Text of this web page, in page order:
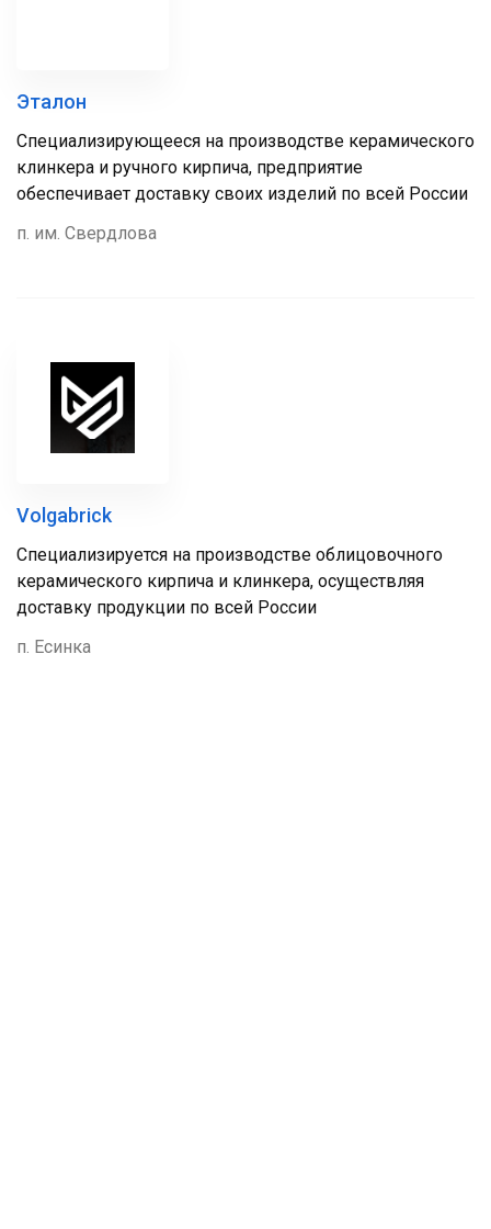
Эталон
Специализирующееся на производстве керамического
клинкера и ручного кирпича, предприятие
обеспечивает доставку своих изделий по всей России
п. им. Свердлова
Volgabrick
Специализируется на производстве облицовочного
керамического кирпича и клинкера, осуществляя
доставку продукции по всей России
п. Есинка